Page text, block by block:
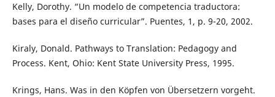
Kelly, Dorothy. “Un modelo de competencia traductora:
bases para el diseño curricular”. Puentes, 1, p. 9-20, 2002.
Kiraly, Donald. Pathways to Translation: Pedagogy and
Process. Kent, Ohio: Kent State University Press, 1995.
Krings, Hans. Was in den Köpfen von Übersetzern vorgeht.